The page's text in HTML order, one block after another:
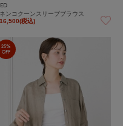
ンコクーンスリーブブラウス
税込)
25%
OFF